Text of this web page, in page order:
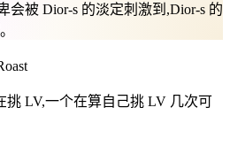
会被 Dior-s 的淡定刺激到,Dior-s 的
挑 LV,一个在算自己挑 LV 几次可